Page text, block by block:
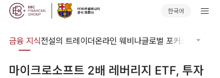
한국어
금융 지식전설의 트레이더온라인 웨비나글로벌 포커스 기술적
마이크로소프트 2배 레버리지 ETF, 투자